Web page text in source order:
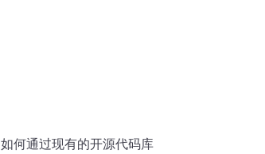
如何通过现有的开源代码库